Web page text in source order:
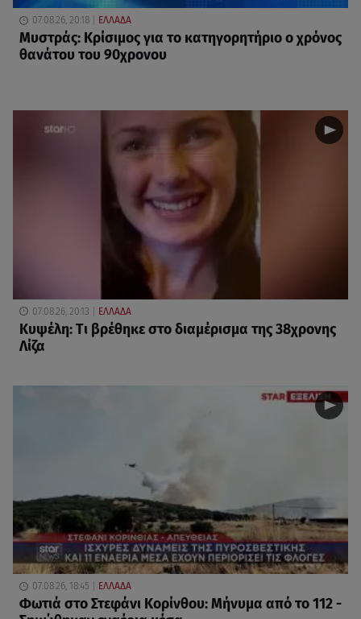
07.08.26, 20:18 ΕΛΛΑΔΑ
Μυστράς: Κρίσιμος για το κατηγορητήριο ο χρόνος
θανάτου του 90χρονου
07.08.26, 20:13 ΕΛΛΑΔΑ
Κυψέλη: Tι βρέθηκε στο διαμέρισμα της 38χρονης
Λίζα
07.08.26, 18:45 ΕΛΛΑΔΑ
Φωτιά στο Στεφάνι Κορίνθου: Μήνυμα από το 112 -